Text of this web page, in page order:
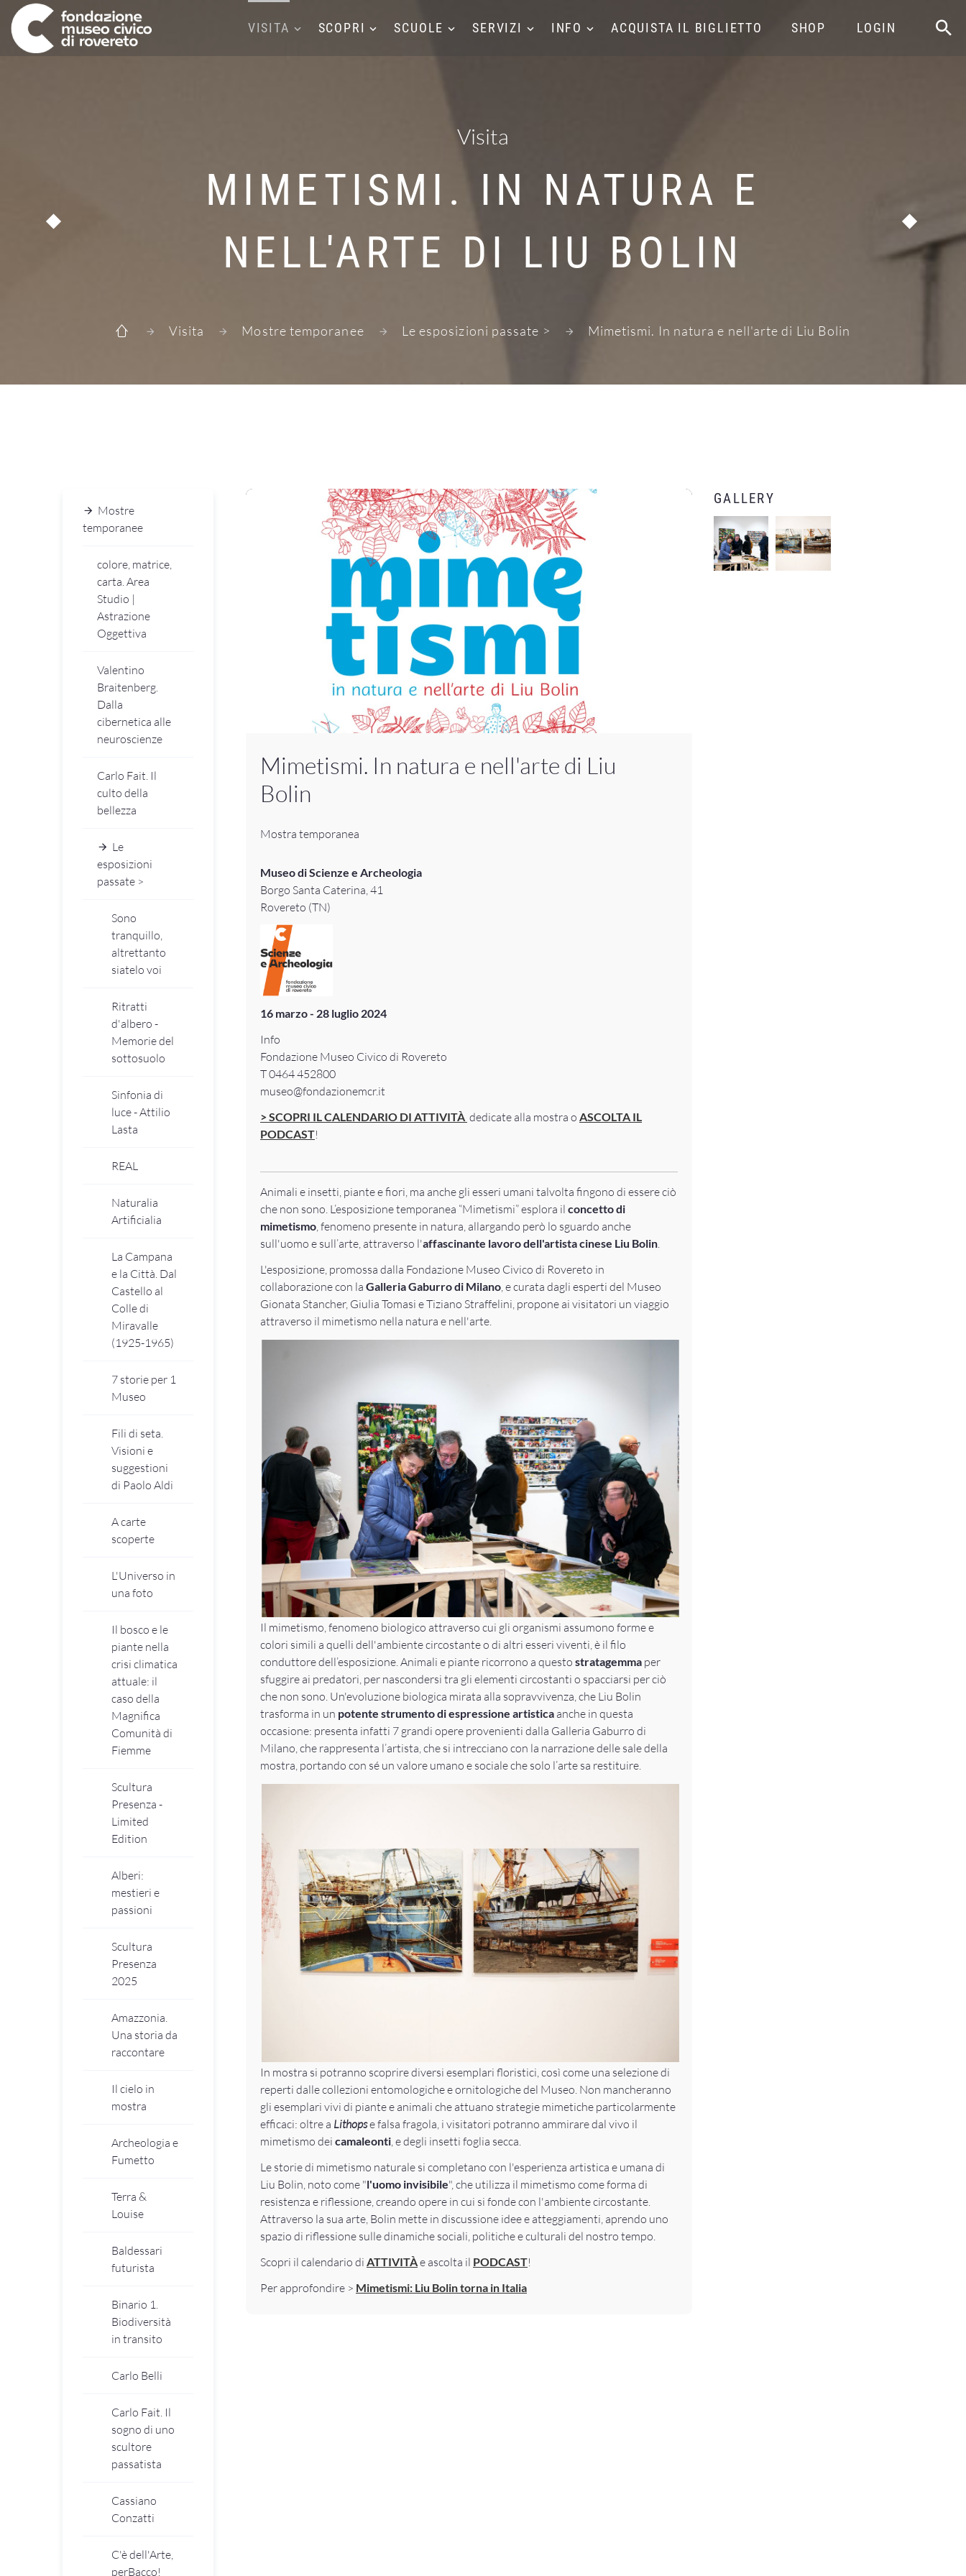
VISITA SCOPRI SCUOLE SERVIZI INFO ACQUISTA IL BIGLIETTO SHOP LOGIN
Visita
MIMETISMI. IN NATURA E
NELL'ARTE DI LIU BOLIN
Visita Mostre temporanee Le esposizioni passate > Mimetismi. In natura e nell'arte di Liu Bolin
Mostre
temporanee
colore, matrice,
carta. Area
Studio |
Astrazione
Oggettiva
Valentino
Braitenberg.
Dalla
cibernetica alle
neuroscienze
Carlo Fait. Il
culto della
bellezza
Le
esposizioni
passate >
Sono
tranquillo,
altrettanto
siatelo voi
Ritratti
d'albero -
Memorie del
sottosuolo
Sinfonia di
luce - Attilio
Lasta
REAL
Naturalia
Artificialia
La Campana
e la Città. Dal
Castello al
Colle di
Miravalle
(1925-1965)
7 storie per 1
Museo
Fili di seta.
Visioni e
suggestioni
di Paolo Aldi
A carte
scoperte
L'Universo in
una foto
Il bosco e le
piante nella
crisi climatica
attuale: il
caso della
Magnifica
Comunità di
Fiemme
Scultura
Presenza -
Limited
Edition
Alberi:
mestieri e
passioni
Scultura
Presenza
2025
Amazzonia.
Una storia da
raccontare
Il cielo in
mostra
Archeologia e
Fumetto
Terra &
Louise
Baldessari
futurista
Binario 1.
Biodiversità
in transito
Carlo Belli
Carlo Fait. Il
sogno di uno
scultore
passatista
Cassiano
Conzatti
C'è dell'Arte,
perBacco!
Mimetismi. In natura e nell'arte di Liu
Bolin
Mostra temporanea
Museo di Scienze e Archeologia
Borgo Santa Caterina, 41
Rovereto (TN)
16 marzo - 28 luglio 2024
Info
Fondazione Museo Civico di Rovereto
T 0464 452800
museo@fondazionemcr.it
> SCOPRI IL CALENDARIO DI ATTIVITÀ dedicate alla mostra o ASCOLTA IL
PODCAST!
Animali e insetti, piante e fiori, ma anche gli esseri umani talvolta fingono di essere ciò
che non sono. L’esposizione temporanea “Mimetismi” esplora il concetto di
mimetismo , fenomeno presente in natura, allargando però lo sguardo anche
sull'uomo e sull’arte, attraverso l'affascinante lavoro dell'artista cinese Liu Bolin
L'esposizione, promossa dalla Fondazione Museo Civico di Rovereto in
collaborazione con la Galleria Gaburro di Milano , e curata dagli esperti del Museo
Gionata Stancher, Giulia Tomasi e Tiziano Straffelini, propone ai visitatori un viaggio
attraverso il mimetismo nella natura e nell'arte.
Il mimetismo, fenomeno biologico attraverso cui gli organismi assumono forme e
colori simili a quelli dell'ambiente circostante o di altri esseri viventi, è il filo
conduttore dell’esposizione. Animali e piante ricorrono a questo stratagemma per
sfuggire ai predatori, per nascondersi tra gli elementi circostanti o spacciarsi per ciò
che non sono. Un'evoluzione biologica mirata alla sopravvivenza, che Liu Bolin
trasforma in un potente strumento di espressione artistica anche in questa
occasione: presenta infatti 7 grandi opere provenienti dalla Galleria Gaburro di
Milano, che rappresenta l’artista, che si intrecciano con la narrazione delle sale della
mostra, portando con sé un valore umano e sociale che solo l’arte sa restituire.
In mostra si potranno scoprire diversi esemplari floristici, così come una selezione di
reperti dalle collezioni entomologiche e ornitologiche del Museo. Non mancheranno
gli esemplari vivi di piante e animali che attuano strategie mimetiche particolarmente
efficaci: oltre a Lithopse falsa fragola, i visitatori potranno ammirare dal vivo il
mimetismo dei camaleonti , e degli insetti foglia secca.
Le storie di mimetismo naturale si completano con l'esperienza artistica e umana di
Liu Bolin, noto come "l'uomo invisibile", che utilizza il mimetismo come forma di
resistenza e riflessione, creando opere in cui si fonde con l'ambiente circostante.
Attraverso la sua arte, Bolin mette in discussione idee e atteggiamenti, aprendo uno
spazio di riflessione sulle dinamiche sociali, politiche e culturali del nostro tempo.
Scopri il calendario di ATTIVITÀe ascolta il PODCAST!
Per approfondire > Mimetismi: Liu Bolin torna in Italia
GALLERY